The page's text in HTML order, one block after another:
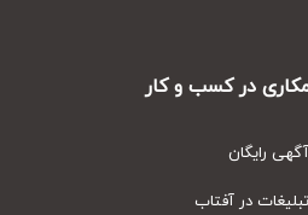
در کسب و کار
رایگان
در آفتاب